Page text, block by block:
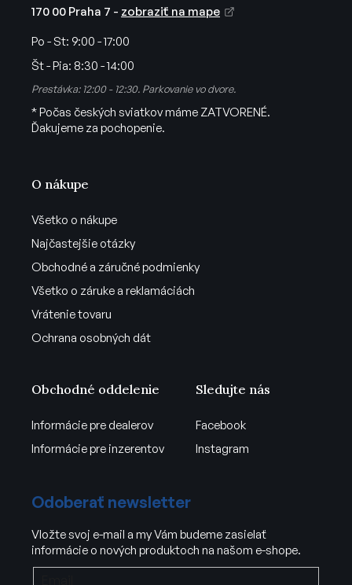
O nákupe
Všetko o nákupe
Najčastejšie otázky
Obchodné a záručné podmienky
Všetko o záruke a reklamáciách
Vrátenie tovaru
Ochrana osobných dát
170 00 Praha 7 - zobraziť na mape
Po - St: 9:00 - 17:00
Št - Pia: 8:30 - 14:00
Prestávka: 12:00 - 12:30. Parkovanie vo dvore.
* Počas českých sviatkov máme ZATVORENÉ.
Ďakujeme za pochopenie.
Obchodné oddelenie
Informácie pre dealerov
Informácie pre inzerentov
Sledujte nás
Facebook
Instagram
Odoberať newsletter
Vložte svoj e-mail a my Vám budeme zasielať
informácie o nových produktoch na našom e-shope.